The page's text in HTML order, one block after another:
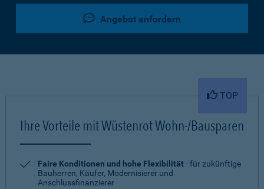
Angebot anfordern
TOP
Ihre Vorteile mit Wüstenrot Wohn-/Bausparen
Faire Konditionen und hohe Flexibilität- für zukünftige
Bauherren, Käufer, Modernisierer und
Anschlussfinanzierer